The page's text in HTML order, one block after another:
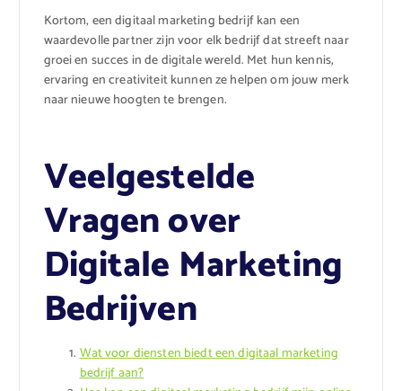
Kortom, een digitaal marketing bedrijf kan een
waardevolle partner zijn voor elk bedrijf dat streeft naar
groei en succes in de digitale wereld. Met hun kennis,
ervaring en creativiteit kunnen ze helpen om jouw merk
naar nieuwe hoogten te brengen.
Veelgestelde
Vragen over
Digitale Marketing
Bedrijven
Wat voor diensten biedt een digitaal marketing
bedrijf aan?